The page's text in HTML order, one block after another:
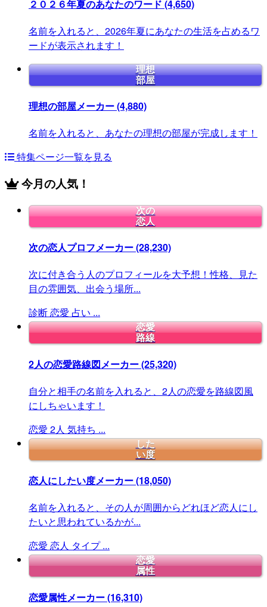
２０２６年夏のあなたのワード (4,650)
名前を入れると、2026年夏にあなたの生活を占めるワ
ードが表示されます！
理想
部屋
理想の部屋メーカー(4,880)
名前を入れると、あなたの理想の部屋が完成します！
特集ページ一覧を見る
今月の人気！
次の
恋人
次の恋人プロフメーカー(28,230)
次に付き合う人のプロフィールを大予想！性格、見た
目の雰囲気、出会う場所...
診断恋愛 占い ...
恋愛
路線
2人の恋愛路線図メーカー(25,320)
自分と相手の名前を入れると、2人の恋愛を路線図風
にしちゃいます！
恋愛 2人 気持ち ...
した
い度
恋人にしたい度メーカー(18,050)
名前を入れると、その人が周囲からどれほど恋人にし
たいと思われているかが...
恋愛 恋人 タイプ ...
恋愛
属性
恋愛属性メーカー(16,310)